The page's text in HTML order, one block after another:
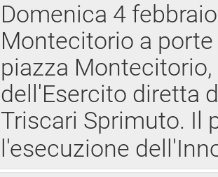
Domenica 4
Montecitorio a
piazza
dell'Esercito diretta
Triscari Sprimuto. Il
l'esecuzione